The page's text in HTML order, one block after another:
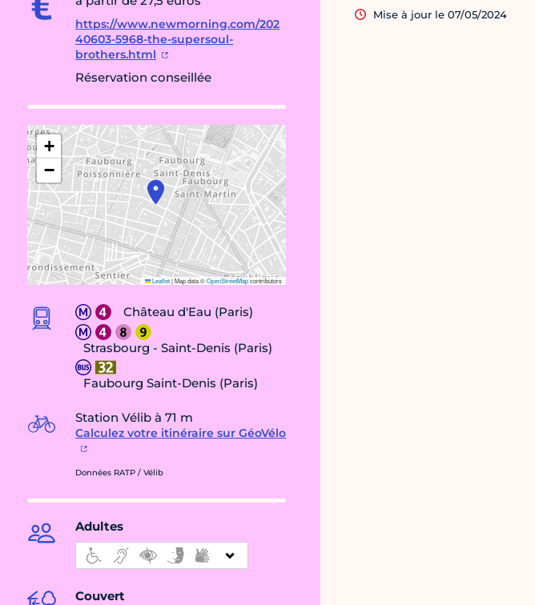
https://www.newmorning.com/202
40603-5968-the-supersoul-
brothers.html
Réservation conseillée
+
−
Leaflet|Map data ©OpenStreetMapcontributors
Château d'Eau (Paris)
Strasbourg - Saint-Denis (Paris)
Faubourg Saint-Denis (Paris)
Station Vélib à 71 m
Calculez votre itinéraire sur GéoVélo
Données RATP / Vélib
Adultes
Couvert
Mise à jour le 07/05/2024